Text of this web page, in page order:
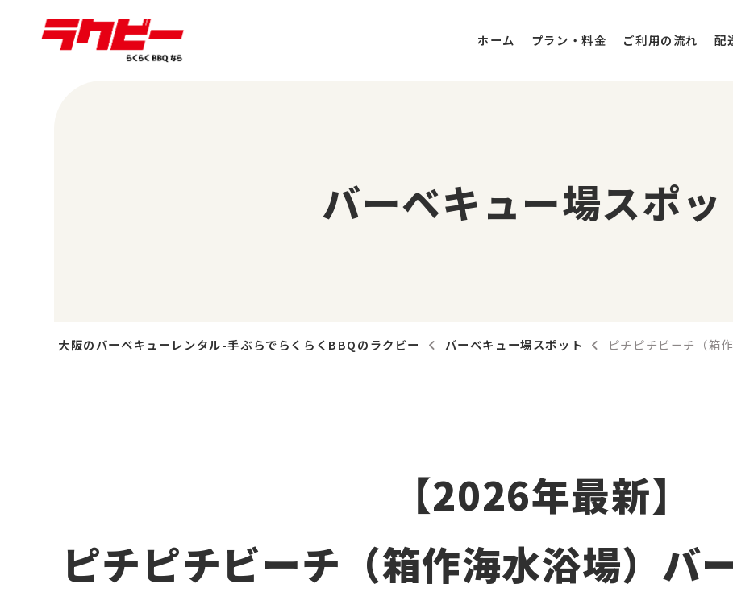
ホーム プラン・料金 ご利用の流れ 配
バーベキュー場スポッ
大阪のバーベキューレンタル-手ぶらでらくらくBBQのラクビー バーベキュー場スポット ピチピチビーチ（箱作
【2026年最新】
ピチピチビーチ（箱作海水浴場）バ